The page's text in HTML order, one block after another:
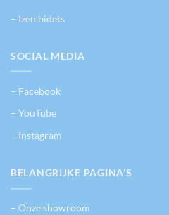
– Izen bidets
SOCIAL MEDIA
– Facebook
– YouTube
– Instagram
BELANGRIJKE PAGINA’S
– Onze showroom